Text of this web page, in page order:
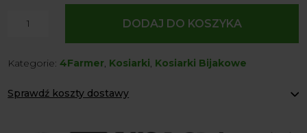
FLM
Z
DODAJ DO KOSZYKA
Kategorie:4Farmer, Kosiarki, Kosiarki Bijakowe
Sprawdź koszty dostawy